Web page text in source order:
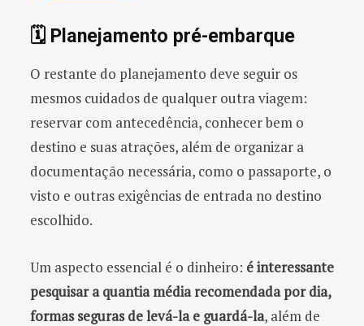
🗓️ Planejamento pré-embarque
O restante do planejamento deve seguir os
mesmos cuidados de qualquer outra viagem:
reservar com antecedência, conhecer bem o
destino e suas atrações, além de organizar a
documentação necessária, como o passaporte, o
visto e outras exigências de entrada no destino
escolhido.
Um aspecto essencial é o dinheiro: é interessante
pesquisar a quantia média recomendada por dia,
formas seguras de levá-la e guardá-la, além de